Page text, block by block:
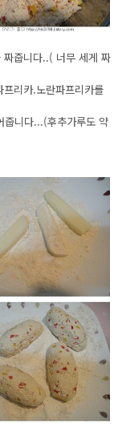
짜줍니다..( 너무 세게 짜
리카.노란파프리카를
니다...(후추가루도 약